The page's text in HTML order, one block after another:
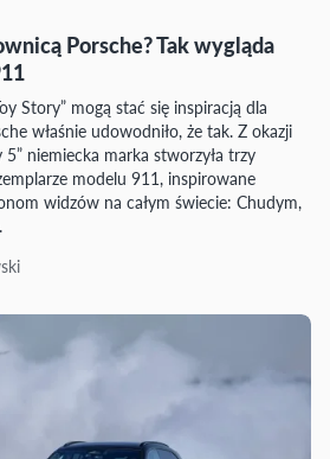
Porsche? Tak wygląda
Story” mogą stać się inspiracją dla
właśnie udowodniło, że tak. Z okazji
niemiecka marka stworzyła trzy
modelu 911, inspirowane
widzów na całym świecie: Chudym,